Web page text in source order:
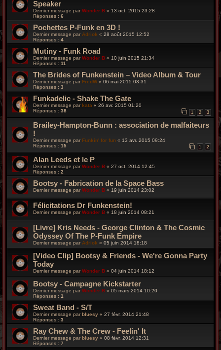
Speaker
Dernier message par Wonder B « 13 oct. 2015 23:28
Réponses : 6
Pochettes P-Funk en 3D !
Dernier message par Adriok « 28 août 2015 12:52
Réponses : 4
Mutiny - Funk Road
Dernier message parWonder B « 10 juin 2015 21:34
Réponses : 11
The Brides of Funkenstein – Video Album & Tour
Dernier message par FredW « 06 mai 2015 03:31
Réponses : 3
Funkadelic - Shake The Gate
Dernier message parkata « 26 avr. 2015 01:20
Réponses : 38 1 2 3
Brailey-Hampton-Bunn : association de malfaiteurs
!
Dernier message par Funkin' for fun « 13 avr. 2015 09:24
Réponses : 15 1 2
Alan Leeds et le P
Dernier message parWonder B « 27 oct. 2014 12:45
Réponses : 2
Bootsy - Fabrication de la Space Bass
Dernier message par Wonder B « 19 juin 2014 23:02
Félicitations Dr Funkenstein!
Dernier message parWonder B « 18 juin 2014 08:21
[Livre] Kris Needs - George Clinton & The Cosmic
Odyssey Of The P-Funk Empire
Dernier message par Adriok « 05 juin 2014 18:18
[Video Clip] Bootsy & Friends - We're Gonna Party
Today
Dernier message par Wonder B « 04 juin 2014 18:12
Bootsy - Campagne Kickstarter
Dernier message par Wonder B « 05 mars 2014 10:20
Réponses : 1
Sweat Band - S/T
Dernier message par bluesy « 27 févr. 2014 21:48
Réponses : 3
Ray Chew & The Crew - Feelin' It
Dernier message par bluesy « 08 févr. 2014 12:31
Réponses : 7